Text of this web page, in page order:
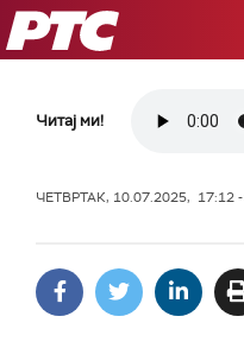
РТС
Читај ми!
ЧЕТВРТАК, 10.07.2025, 17:12